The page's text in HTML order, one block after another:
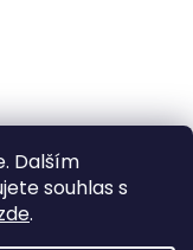
Dalším
souhlas s
.